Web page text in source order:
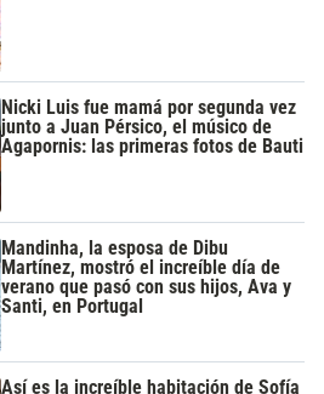
Nicki Luis fue mamá por segunda vez
junto a Juan Pérsico, el músico de
Agapornis: las primeras fotos de Bauti
Mandinha, la esposa de Dibu
Martínez, mostró el increíble día de
verano que pasó con sus hijos, Ava y
Santi, en Portugal
Así es la increíble habitación de Sofía